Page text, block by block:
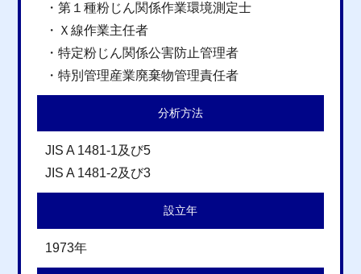
・第１種粉じん関係作業環境測定士
・Ｘ線作業主任者
・特定粉じん関係公害防止管理者
・特別管理産業廃棄物管理責任者
分析方法
JIS A 1481-1及び5
JIS A 1481-2及び3
設立年
1973年